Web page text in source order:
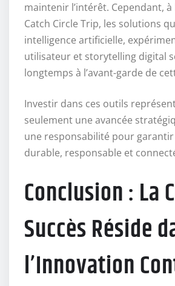
maintenir l’intérêt. Cependant, à
Catch Circle Trip, les solutions
intelligence artificielle,
utilisateur et storytelling digital
longtemps à l’avant-garde de
Investir dans ces outils
seulement une avancée
une responsabilité pour
durable, responsable et
Conclusion : La
Succès Réside
l’Innovation